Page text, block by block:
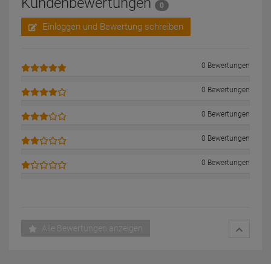
0
Einloggen und Bewertung schreiben
0 Bewertungen
0 Bewertungen
0 Bewertungen
0 Bewertungen
0 Bewertungen
Alle Bewertungen anzeigen